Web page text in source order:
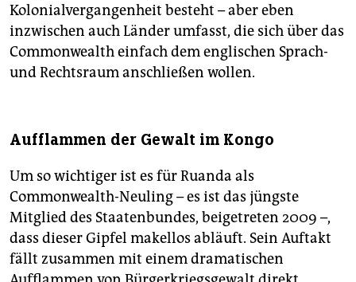
Kolonialvergangenheit besteht – aber eben
inzwischen auch Länder umfasst, die sich über das
Commonwealth einfach dem englischen Sprach-
und Rechtsraum anschließen wollen.
Aufflammen der Gewalt im Kongo
Um so wichtiger ist es für Ruanda als
Commonwealth-Neuling – es ist das jüngste
Mitglied des Staatenbundes, beigetreten 2009 –,
dass dieser Gipfel makellos abläuft. Sein Auftakt
fällt zusammen mit einem dramatischen